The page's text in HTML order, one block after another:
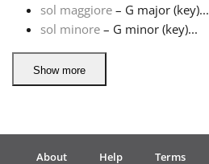
sol maggiore – G major (key)...
sol minore – G minor (key)...
Show more
About Help Terms